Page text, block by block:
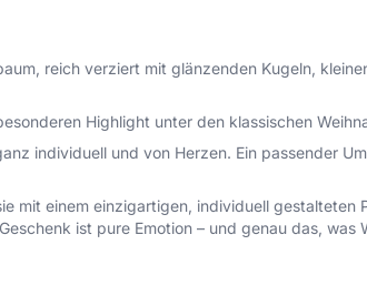
reich verziert mit glänzenden Kugeln,
Highlight unter den klassischen
individuell und von Herzen. Ein passender
mit einem einzigartigen, individuell gestalteten
ist pure Emotion – und genau das, was